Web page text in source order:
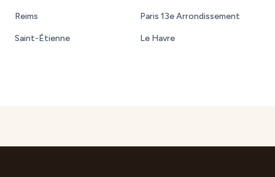
Reims Paris 13e Arrondissement
Saint-Étienne Le Havre